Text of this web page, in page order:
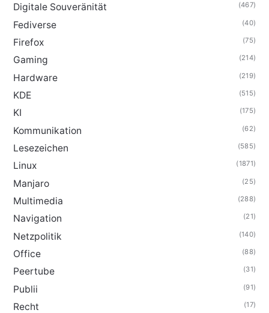
Digitale Souveränität (467)
Fediverse (40)
Firefox (75)
Gaming (214)
Hardware (219)
KDE (515)
KI (175)
Kommunikation (62)
Lesezeichen (585)
Linux (1871)
Manjaro (25)
Multimedia (288)
Navigation (21)
Netzpolitik (140)
Office (88)
Peertube (31)
Publii (91)
Recht (17)